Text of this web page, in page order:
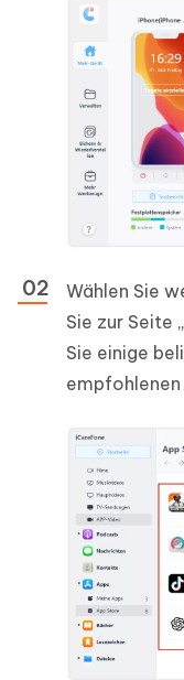
Wählen Sie
Sie zur Seite
Sie einige